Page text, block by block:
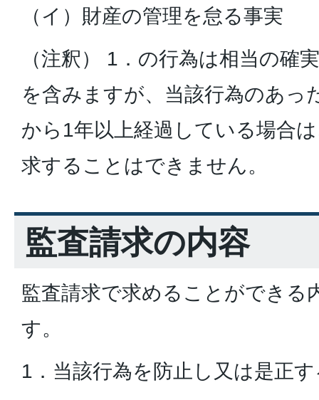
（イ）財産の管理を怠る事実
（注釈） 1．の行為は相当の確
を含みますが、当該行為のあっ
から1年以上経過している場合
求することはできません。
監査請求の内容
監査請求で求めることができる
す。
1．当該行為を防止し又は是正